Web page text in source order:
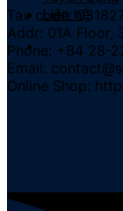
Liên hệ
Tax code:
Addr: 01A
Phone: +84 28-
Email:
Online Shop: